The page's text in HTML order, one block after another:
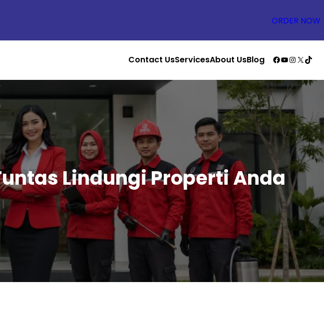
ORDER NOW
Contact UsServicesAbout UsBlog Facebook
YouTube
X
Lindungi Properti Anda